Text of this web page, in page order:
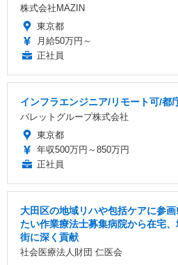
株式会社MAZIN
東京都
月給50万円～
正社員
インフラエンジニア/リモート可/都
バレットグループ株式会社
東京都
年収500万円～850万円
正社員
大田区の地域リハや包括ケアに参
たい作業療法士募集病院から在宅
街に深く貢献
社会医療法人財団 仁医会